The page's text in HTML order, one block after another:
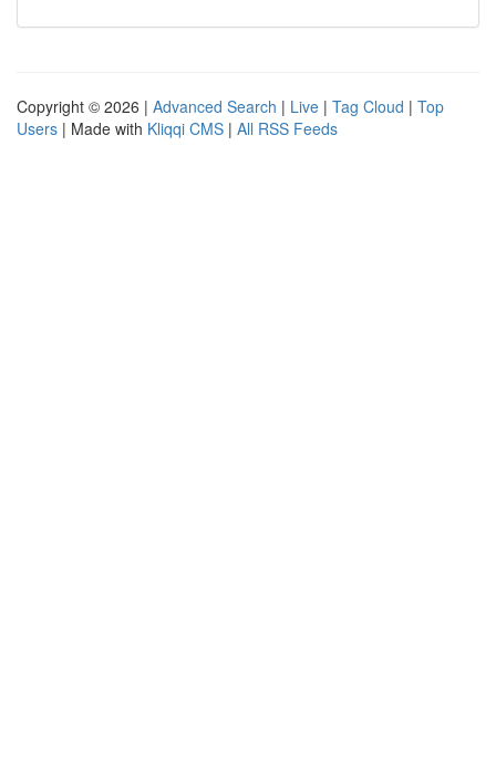
Copyright © 2026 | Advanced Search | Live | Tag Cloud | Top
Users | Made with Kliqqi CMS | All RSS Feeds